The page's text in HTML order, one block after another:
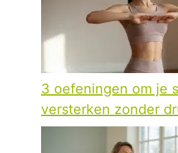
3 oefeningen om je
versterken zonder